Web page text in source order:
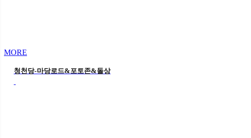
MORE
청천당-마당로드&포토존&돌상